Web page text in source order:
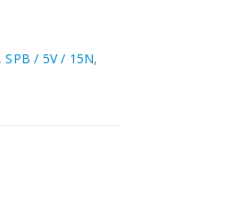
,SPB / 5V / 15N,